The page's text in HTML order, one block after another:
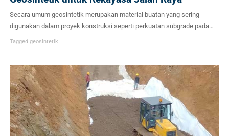
Secara umum geosintetik merupakan material buatan yang sering
digunakan dalam proyek konstruksi seperti perkuatan subgrade pada
mempengaruhi perkuatan melalui beberapa mekanisme, yaitu lateral
restraint (kekangan lateral), meningkatkan kapasitas dukung pada […]
Tagged geosintetik